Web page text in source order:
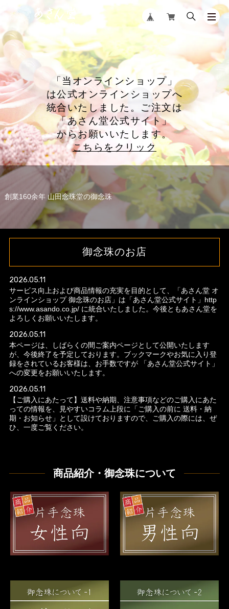
創業160余年 山田念珠堂の御念珠
「当オンラインショップ」
は公式オンラインショップへ
統合いたしました。ご注文は
「あさん堂公式サイト」
からお願いいたします。
こちらをクリック
御念珠のお店
2026.05.11
サービス向上および商品情報の充実を目的として、「あさん堂 オ
ンラインショップ 御念珠のお店」は「あさん堂公式サイト」http
s://www.asando.co.jp/ に統合いたしました。今後ともあさん堂を
よろしくお願いいたします。
2026.05.11
本ページは、しばらくの間ご案内ページとして公開いたします
が、今後終了を予定しております。ブックマークやお気に入り登
録をされているお客様は、お手数ですが 「あさん堂公式サイト」
への変更をお願いいたします。
2026.05.11
【ご購入にあたって】送料や納期、注意事項などのご購入にあた
っての情報を、見やすいコラム上段に「ご購入の前に 送料・納
期・お知らせ」として設けておりますので、ご購入の際には、ぜ
ひ、一度ご覧ください。
商品紹介・御念珠について